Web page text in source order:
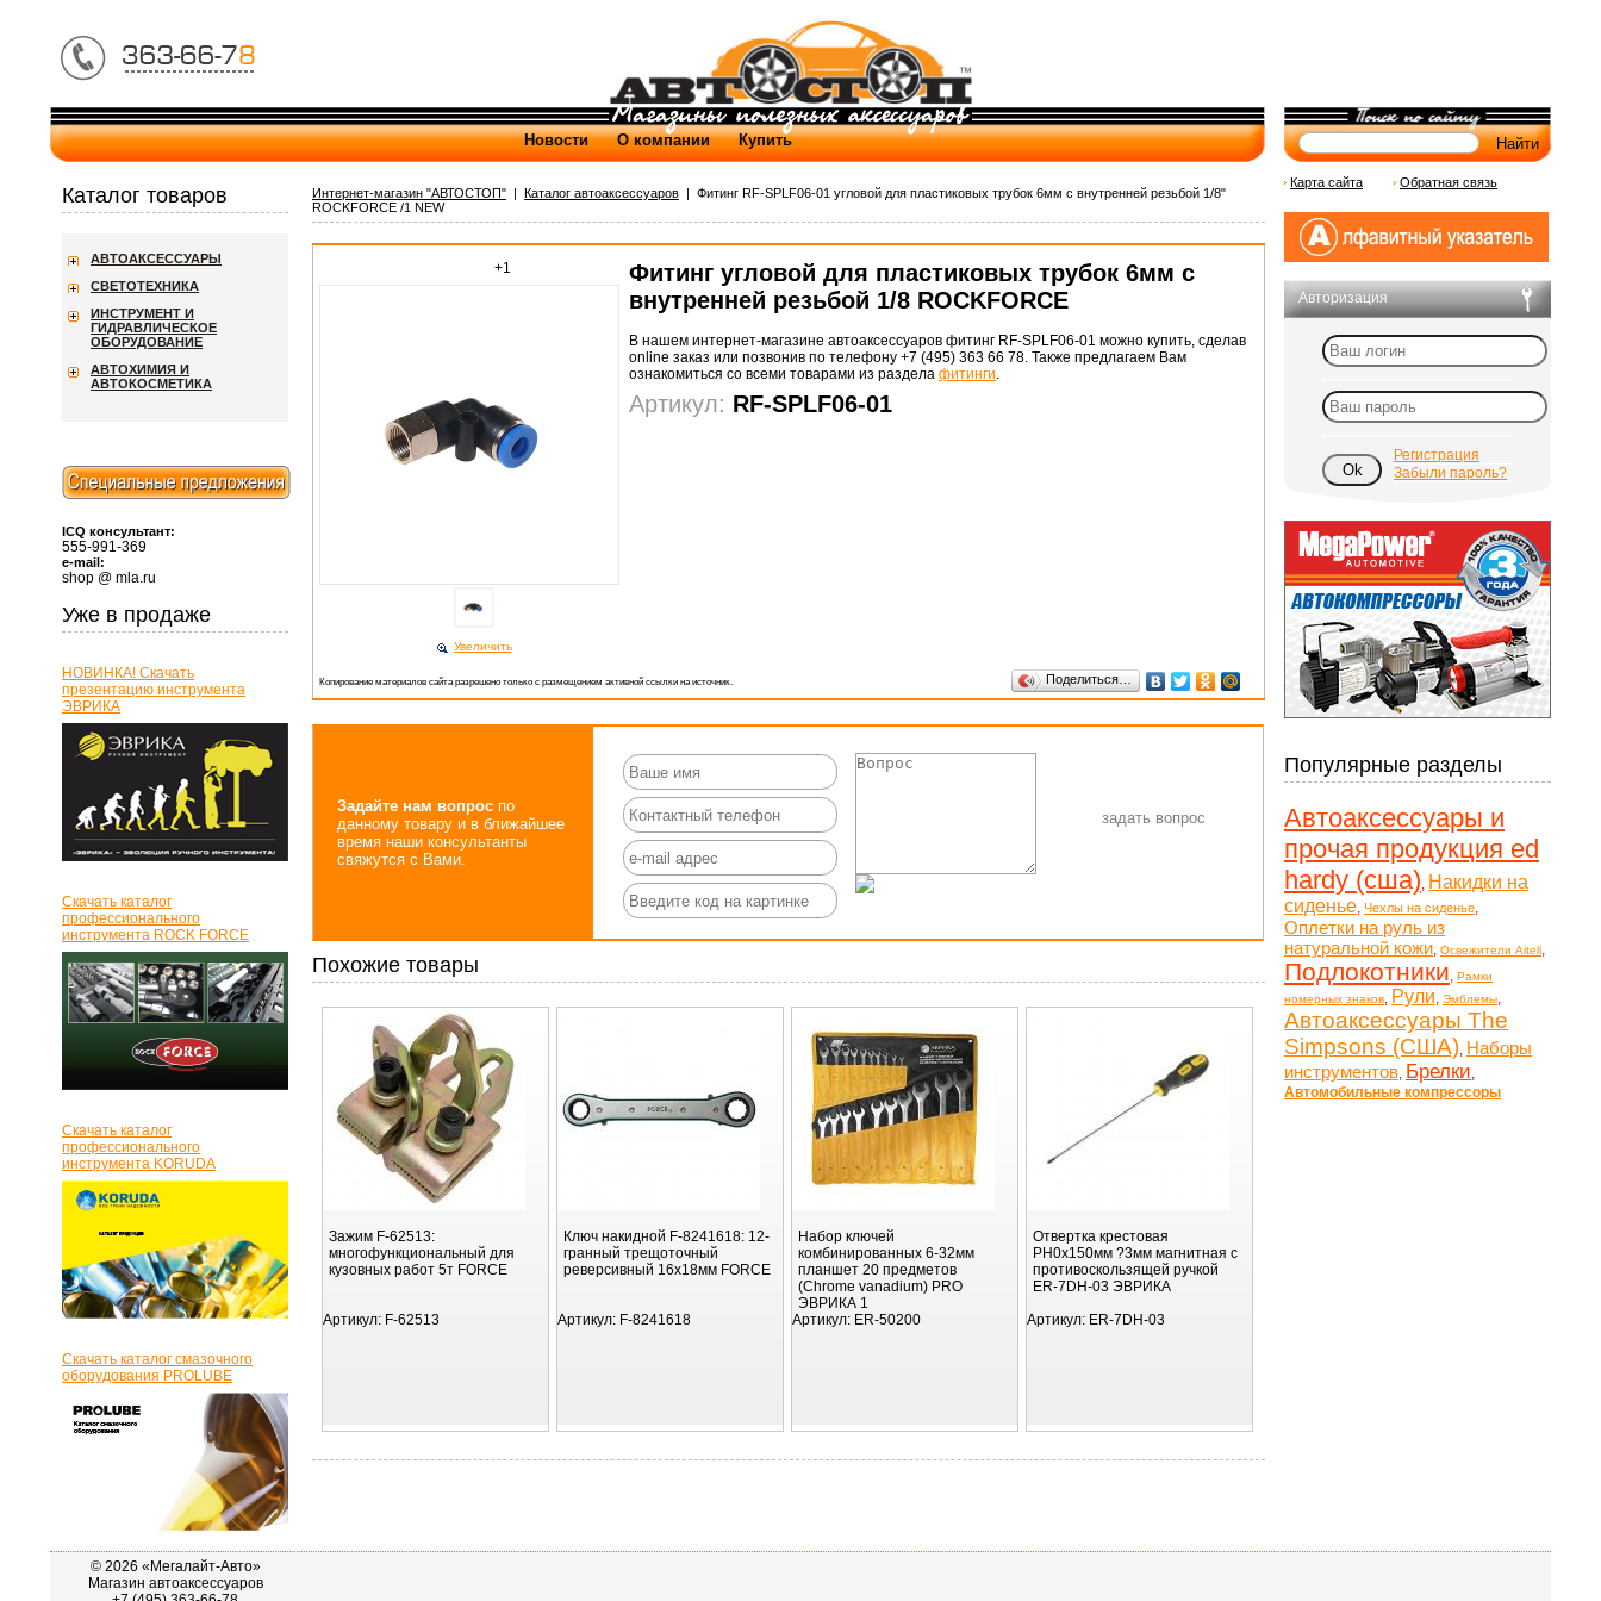
Новости О компании Купить
Интернет-магазин "АВТОСТОП" | Каталог автоаксессуаров | Фитинг RF-SPLF06-01 угловой для пластиковых трубок 6мм с внутренней резьбой 1/8"
ROCKFORCE /1 NEW
+1
Увеличить
Фитинг угловой для пластиковых трубок 6мм с
внутренней резьбой 1/8 ROCKFORCE
В нашем интернет-магазине автоаксессуаров фитинг RF-SPLF06-01 можно купить, сделав
online заказ или позвонив по телефону +7 (495) 363 66 78. Также предлагаем Вам
ознакомиться со всеми товарами из раздела фитинги.
Артикул: RF-SPLF06-01
Копирование материалов сайта разрешено только с размещением активной ссылки на источник. Поделиться…
Задайте нам вопрос по
данному товару и в ближайшее
время наши консультанты
свяжутся с Вами.
Похожие товары
Зажим F-62513:
многофункциональный для
кузовных работ 5т FORCE
Артикул: F-62513
Ключ накидной F-8241618: 12-
гранный трещоточный
реверсивный 16х18мм FORCE
Артикул: F-8241618
Набор ключей
комбинированных 6-32мм
планшет 20 предметов
(Chrome vanadium) PRO
ЭВРИКА 1
Артикул: ER-50200
Отвертка крестовая
PH0х150мм ?3мм магнитная с
противоскользящей ручкой
ER-7DH-03 ЭВРИКА
Артикул: ER-7DH-03
Каталог товаров
АВТОАКСЕССУАРЫ
СВЕТОТЕХНИКА
ИНСТРУМЕНТ И
ГИДРАВЛИЧЕСКОЕ
ОБОРУДОВАНИЕ
АВТОХИМИЯ И
АВТОКОСМЕТИКА
ICQ консультант:
555-991-369
e-mail:
shop @ mla.ru
Уже в продаже
НОВИНКА! Скачать
презентацию инструмента
ЭВРИКА
Скачать каталог
профессионального
инструмента ROCK FORCE
Скачать каталог
профессионального
инструмента KORUDA
Скачать каталог смазочного
оборудования PROLUBE
Карта сайта Обратная связь
Авторизация
Регистрация
Забыли пароль?
Популярные разделы
Автоаксессуары и
прочая продукция ed
hardy (сша), Накидки на
сиденье, Чехлы на сиденье,
Оплетки на руль из
натуральной кожи, Освежители Aiteli,
Подлокотники, Рамки
номерных знаков, Рули, Эмблемы,
Автоаксессуары The
Simpsons (США), Наборы
инструментов, Брелки,
Автомобильные компрессоры
© 2026 «Мегалайт-Авто»
Магазин автоаксессуаров